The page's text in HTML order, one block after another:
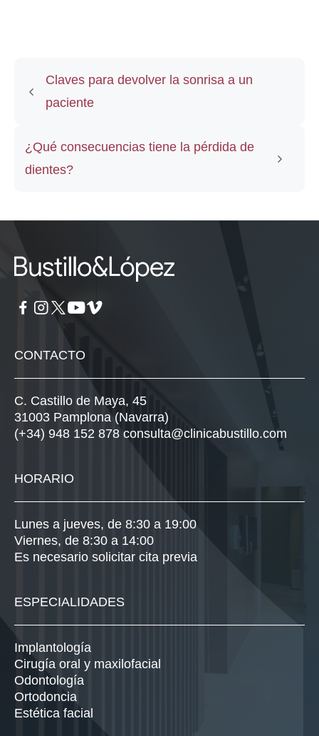
Claves para devolver la sonrisa a un
paciente
¿Qué consecuencias tiene la pérdida de
dientes?
CONTACTO
C. Castillo de Maya, 45
31003 Pamplona (Navarra)
(+34) 948 152 878 consulta@clinicabustillo.com
HORARIO
Lunes a jueves, de 8:30 a 19:00
Viernes, de 8:30 a 14:00
Es necesario solicitar cita previa
ESPECIALIDADES
Implantología
Cirugía oral y maxilofacial
Odontología
Ortodoncia
Estética facial